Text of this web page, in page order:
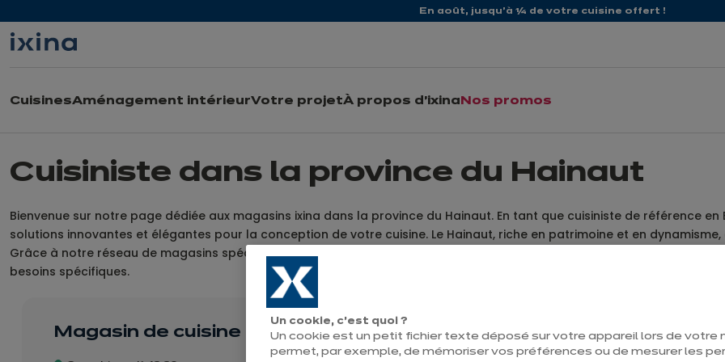
En août, jusqu'à ¼ de votre cuisine offert !
CuisinesAménagement intérieurVotre projetÀ propos d'ixina Nos promos
Cuisiniste dans la province du Hainaut
Bienvenue sur notre page dédiée aux magasins ixina dans la province du Hainaut. En tant que cuisiniste de référence
solutions innovantes et élégantes pour la conception de votre cuisine. Le Hainaut, riche en patrimoine et en
Grâce à notre réseau de magasins spécialisés dans cette région, nous sommes en mesure de vous offrir un service
besoins spécifiques.
Magasin de cuisine ixina La Louvière Magasin de
Un cookie, c’est quoi ?
Un cookie est un petit fichier texte déposé sur votre appareil lors de votre
permet, par exemple, de mémoriser vos préférences ou de mesurer les